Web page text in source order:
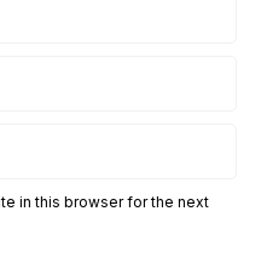
in this browser for the next